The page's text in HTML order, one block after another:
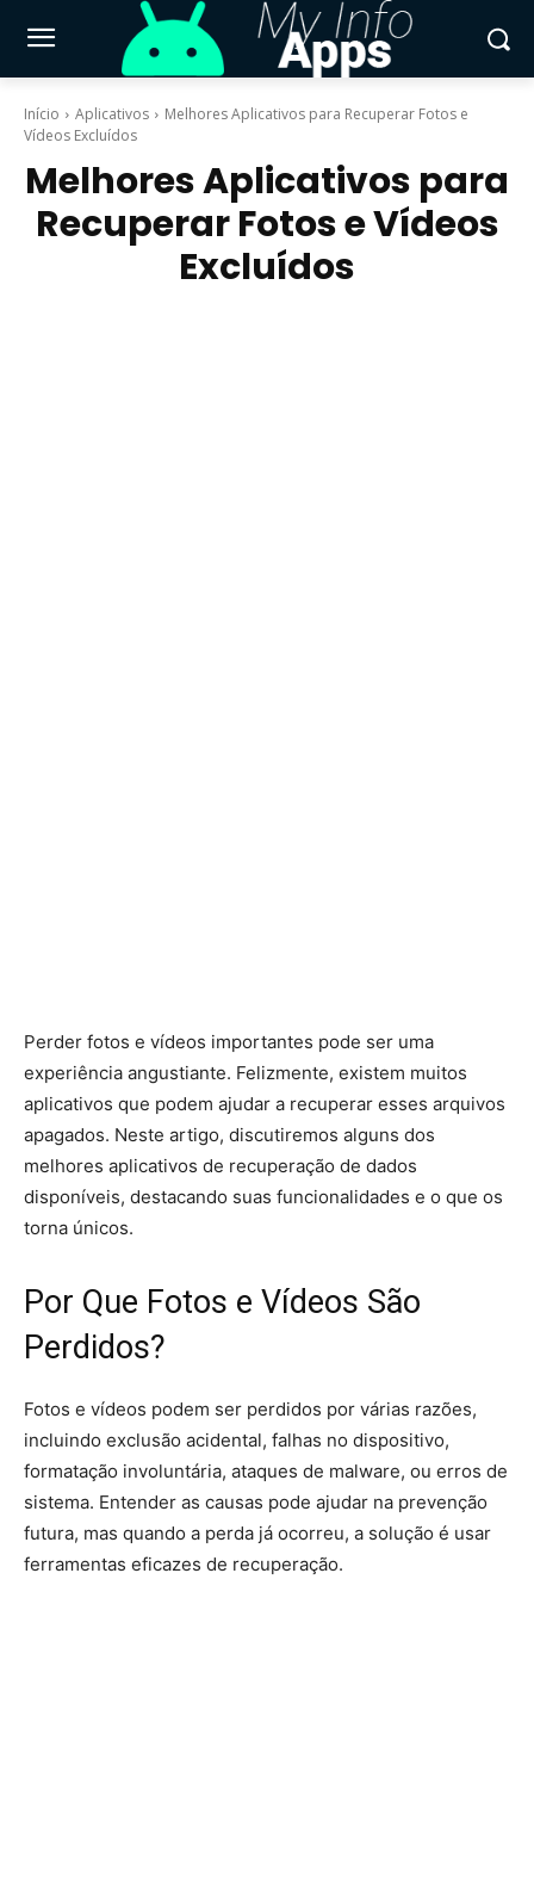
Início Aplicativos
Melhores Aplicativos para Recuperar Fotos e
Vídeos Excluídos
Melhores Aplicativos para
Recuperar Fotos e Vídeos
Excluídos
Perder fotos e vídeos importantes pode ser uma
experiência angustiante. Felizmente, existem muitos
aplicativos que podem ajudar a recuperar esses arquivos
apagados. Neste artigo, discutiremos alguns dos
melhores aplicativos de recuperação de dados
disponíveis, destacando suas funcionalidades e o que os
torna únicos.
Por Que Fotos e Vídeos São
Perdidos?
Fotos e vídeos podem ser perdidos por várias razões,
incluindo exclusão acidental, falhas no dispositivo,
formatação involuntária, ataques de malware, ou erros de
sistema. Entender as causas pode ajudar na prevenção
futura, mas quando a perda já ocorreu, a solução é usar
ferramentas eficazes de recuperação.